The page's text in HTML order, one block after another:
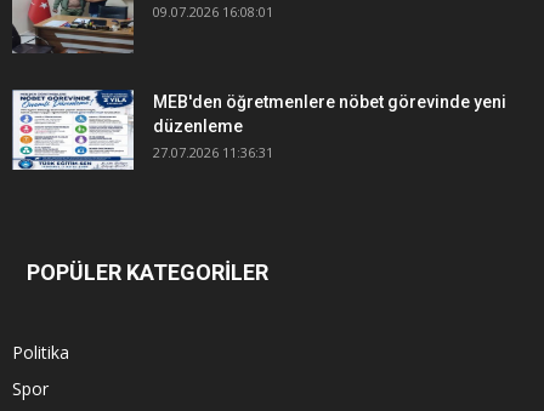
09.07.2026 16:08:01
MEB'den öğretmenlere nöbet görevinde yeni
düzenleme
27.07.2026 11:36:31
POPÜLER KATEGORİLER
Politika
Spor